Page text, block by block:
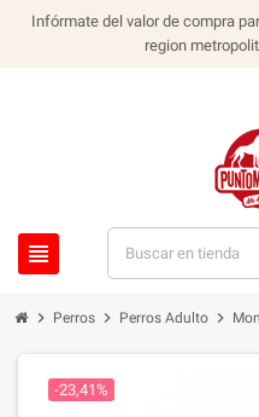
Infórmate del valor de compra
region
view_headline
chevron_right Perros chevron_right Perros Adulto chevron_right
-23,41%